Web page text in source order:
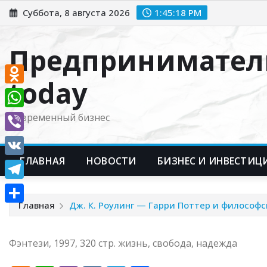
Перейти
к
Суббота, 8 августа 2026 1:45:19 PM
today
Современный бизнес
ГЛАВНАЯ НОВОСТИ БИЗНЕС И
Главная Дж. К. Роулинг — Гарри Поттер и
Фэнтези, 1997, 320 стр. жизнь, свобода, надежда
Odnoklassniki
WhatsApp
Viber
VK
Telegram
Отправить